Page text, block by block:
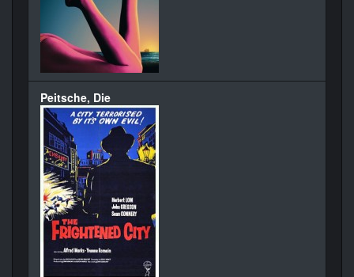
Peitsche, Die